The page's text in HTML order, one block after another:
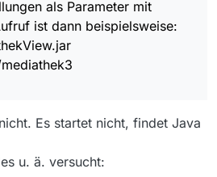
als Parameter mit
ist dann beispielsweise:
Es startet nicht, findet Java
u. ä. versucht: